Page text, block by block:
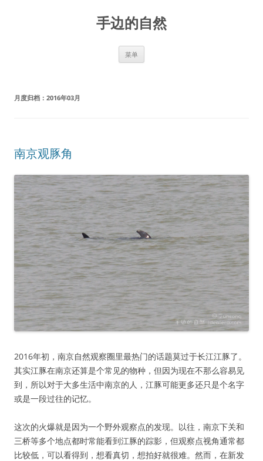
手边的自然
菜单
月度归档： 2016年03月
南京观豚角
2016年初，南京自然观察圈里最热门的话题莫过于长江江豚了。
其实江豚在南京还算是个常见的物种，但因为现在不那么容易见
到，所以对于大多生活中南京的人，江豚可能更多还只是个名字
或是一段过往的记忆。
这次的火爆就是因为一个野外观察点的发现。以往，南京下关和
三桥等多个地点都时常能看到江豚的踪影，但观察点视角通常都
比较低，可以看得到，想看真切，想拍好就很难。然而，在新发